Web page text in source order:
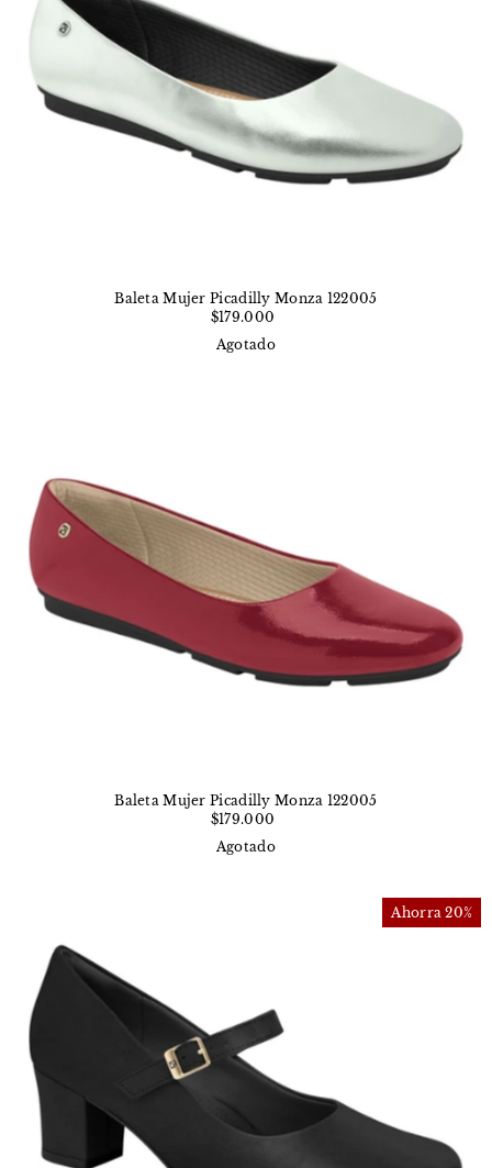
Baleta Mujer Picadilly Monza 122005
$179.000
Agotado
Baleta Mujer Picadilly Monza 122005
$179.000
Agotado
Ahorra 20%